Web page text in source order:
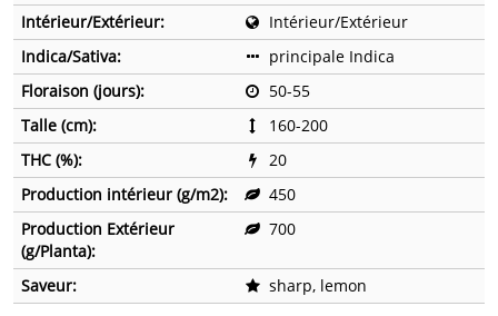
Intérieur/Extérieur:
Intérieur/Extérieur
Indica/Sativa:
principale Indica
Floraison (jours):
50-55
Talle (cm):
160-200
THC (%):
20
Production intérieur (g/m2):
450
Production Extérieur
(g/Planta):
700
Saveur: sharp, lemon